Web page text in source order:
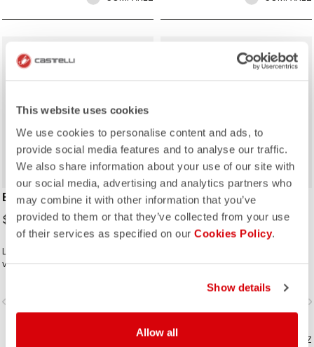
This website uses cookies
We use cookies to personalise content and ads, to
provide social media features and to analyse our traffic.
We also share information about your use of our site with
our social media, advertising and analytics partners who
may combine it with other information that you’ve
provided to them or that they’ve collected from your use
of their services as specified on our Cookies Policy.
Show details
Allow all
ESPRESSO GLOVE
$82.00
Le modèle parfait pour compléter
votre ensemble Espresso favori.
COMPAREZ
ESPRESSO 2 CAP
$50.00
COMPAREZ